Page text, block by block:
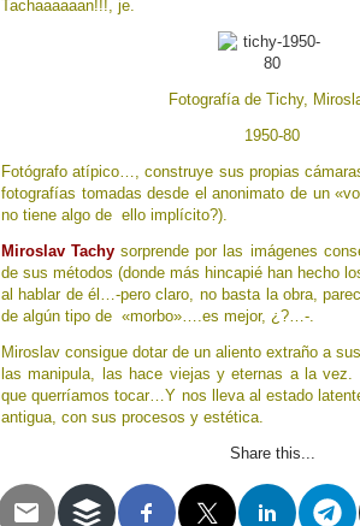
Tachaaaaaan!!!, je.
Fotografía de Tichy,
1950-80
Fotógrafo atípico…, construye sus propias
fotografías tomadas desde el anonimato de un
no tiene algo de ello implícito?).
Miroslav Tachy sorprende por las imágenes
de sus métodos (donde más hincapié han hecho
al hablar de él…-pero claro, no basta la obra,
de algún tipo de «morbo»….es mejor, ¿?…-.
Miroslav consigue dotar de un aliento extraño a
las manipula, las hace viejas y eternas a la vez.
que querríamos tocar…Y nos lleva al estado
antigua, con sus procesos y estética.
Share this...